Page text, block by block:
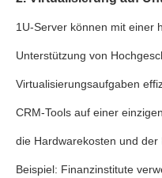
1U-Server können mit einer
Unterstützung von
Virtualisierungsaufgaben
CRM-Tools auf einer
die Hardwarekosten und der
Beispiel: Finanzinstitute